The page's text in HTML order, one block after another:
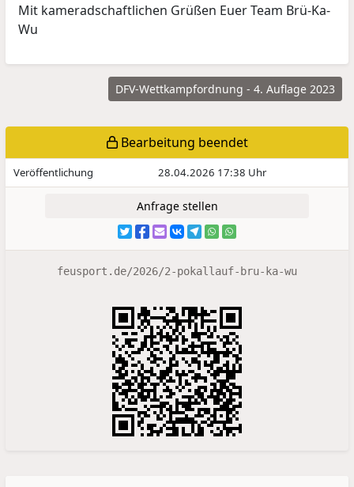
Mit kameradschaftlichen Grüßen Euer Team Brü-Ka-
Wu
DFV-Wettkampfordnung - 4. Auflage 2023
Bearbeitung beendet
Veröffentlichung 28.04.2026 17:38 Uhr
Anfrage stellen
feusport.de/2026/2-pokallauf-bru-ka-wu